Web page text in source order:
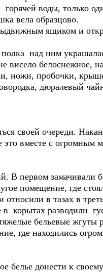
воды, только
вела образцово.
ящиком и
над ним
висело белоснежное,
пробочки,
дюралевый
своей очереди.
вместе с огромным
В первом замачивали
помещение, где
в тазах в
корытах разводили
бельевые жгуты
где находились
донести к